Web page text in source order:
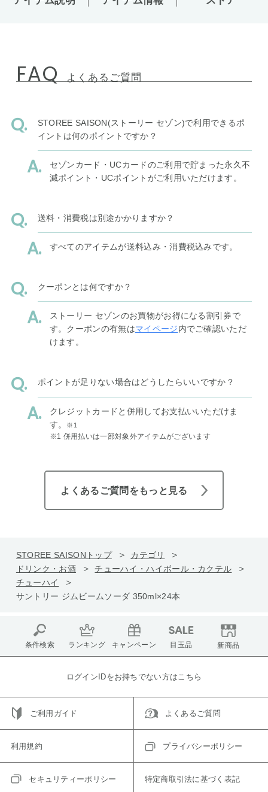
FAQ よくあるご質問
STOREE SAISON(ストーリー セゾン)で利用できるポ
イントは何のポイントですか？
セゾンカード・UCカードのご利用で貯まった永久不
滅ポイント・UCポイントがご利用いただけます。
送料・消費税は別途かかりますか？
すべてのアイテムが送料込み・消費税込みです。
クーポンとは何ですか？
ストーリー セゾンのお買物がお得になる割引券で
す。クーポンの有無はマイページ内でご確認いただ
けます。
ポイントが足りない場合はどうしたらいいですか？
クレジットカードと併用してお支払いいただけま
す。
※1
※1 併用払いは一部対象外アイテムがございます
よくあるご質問をもっと見る
STOREE SAISONトップ
カテゴリ
ドリンク・お酒
チューハイ・ハイボール・カクテル
チューハイ
サントリー ジムビームソーダ 350ml×24本
条件検索 ランキング キャンペーン 目玉品 新商品
ログインIDをお持ちでない方はこちら
ご利用ガイド よくあるご質問
利用規約 プライバシーポリシー
セキュリティーポリシー 特定商取引法に基づく表記